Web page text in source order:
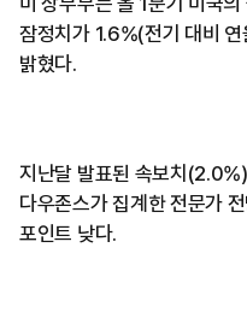
잠정치가 1.6%(전기 대비
밝혔다.
지난달 발표된 속보치
다우존스가 집계한 전문가
포인트 낮다.